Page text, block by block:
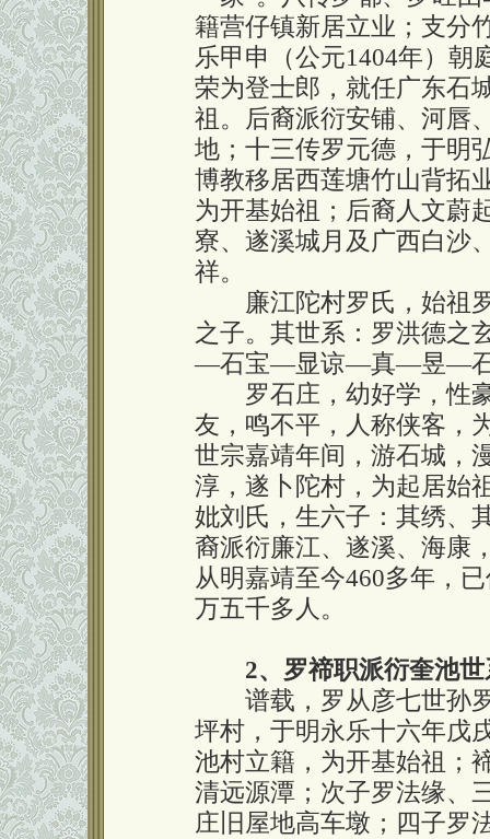
籍营仔镇新居立业；支分
乐甲申（公元1404年）朝
荣为登士郎，就任广东石
祖。后裔派衍安铺、河唇
地；十三传罗元德，于明
博教移居西莲塘竹山背拓
为开基始祖；后裔人文蔚
寮、遂溪城月及广西白沙
祥。
廉江陀村罗氏，始祖罗
之子。其世系：罗洪德
—石宝—显谅—真—昱—
罗石庄，幼好学，性豪
友，鸣不平，人称侠客，
世宗嘉靖年间，游石城，
淳，遂卜陀村，为起居始
妣刘氏，生六子：其绣、
裔派衍廉江、遂溪、海康
从明嘉靖至今460多年，
万五千多人。
2、罗禘职派衍奎池世
谱载，罗从彦七世孙罗
坪村，于明永乐十六年戊
池村立籍，为开基始祖；
清远源潭；次子罗法缘、
庄旧屋地高车墩；四子罗